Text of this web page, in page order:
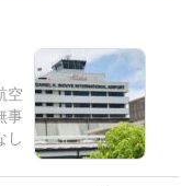
空
事
し